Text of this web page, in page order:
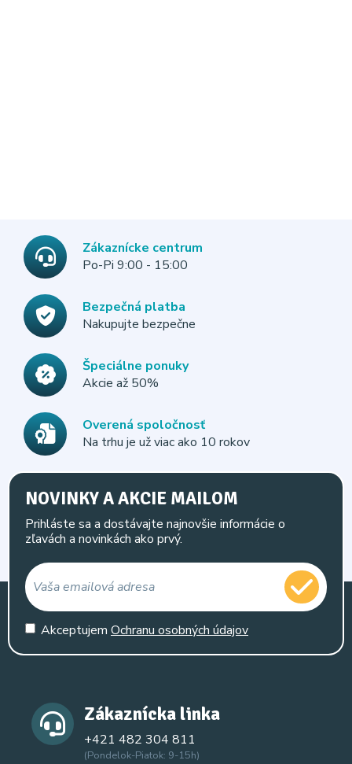
Zákaznícke centrum
Po-Pi 9:00 - 15:00
Bezpečná platba
Nakupujte bezpečne
Špeciálne ponuky
Akcie až 50%
Overená spoločnosť
Na trhu je už viac ako 10 rokov
NOVINKY A AKCIE MAILOM
Prihláste sa a dostávajte najnovšie informácie o
zľavách a novinkách ako prvý.
Akceptujem Ochranu osobných údajov
Zákaznícka linka
+421 482 304 811
(Pondelok-Piatok: 9-15h)